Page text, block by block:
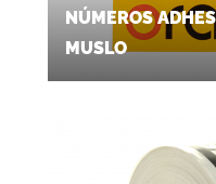
NÚMEROS
MUSLO